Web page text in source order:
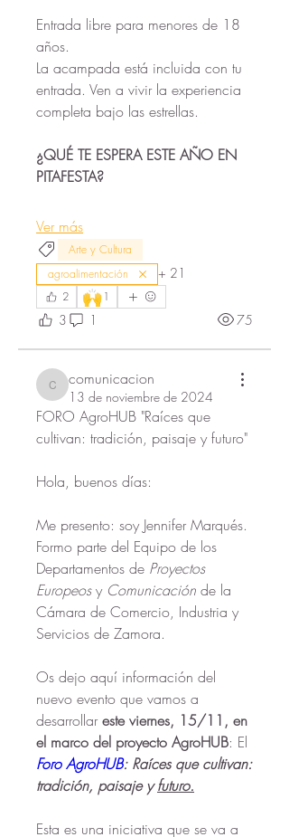
Entrada libre para menores de 18
años.
La acampada está incluida con tu
entrada. Ven a vivir la experiencia
completa bajo las estrellas.
¿QUÉ TE ESPERA ESTE AÑO EN
PITAFESTA?
Ver más
Arte y Cultura
agroalimentación
+ 21
2 🙌1
3 1 75
comunicacion
comunicacion
13 de noviembre de 2024
FORO AgroHUB "Raíces que
cultivan: tradición, paisaje y futuro"
Hola, buenos días:
Me presento: soy Jennifer Marqués.
Formo parte del Equipo de los
Departamentos de Proyectos
Europeos y Comunicación de la
Cámara de Comercio, Industria y
Servicios de Zamora.
Os dejo aquí información del
nuevo evento que vamos a
desarrollar este viernes, 15/11, en
el marco del proyecto AgroHUB
Foro AgroHUB: Raíces que cultivan:
tradición, paisaje y futuro.
Esta es una iniciativa que se va a